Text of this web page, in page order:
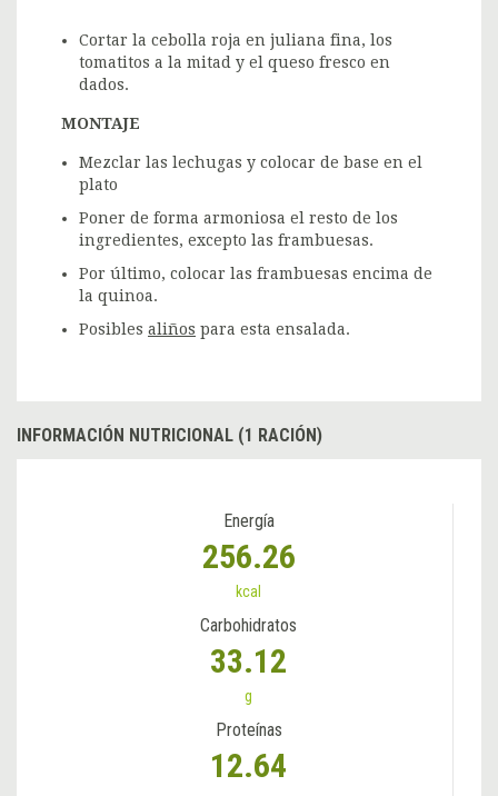
Cortar la cebolla roja en juliana fina, los
tomatitos a la mitad y el queso fresco en
dados.
MONTAJE
Mezclar las lechugas y colocar de base en el
plato
Poner de forma armoniosa el resto de los
ingredientes, excepto las frambuesas.
Por último, colocar las frambuesas encima de
la quinoa.
Posibles aliños para esta ensalada.
INFORMACIÓN NUTRICIONAL (1 RACIÓN)
Energía
256.26
kcal
Carbohidratos
33.12
g
Proteínas
12.64